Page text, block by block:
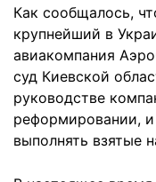
Как сообщалось,
крупнейший в
авиакомпания
суд Киевской
руководстве
реформировании,
выполнять взятые